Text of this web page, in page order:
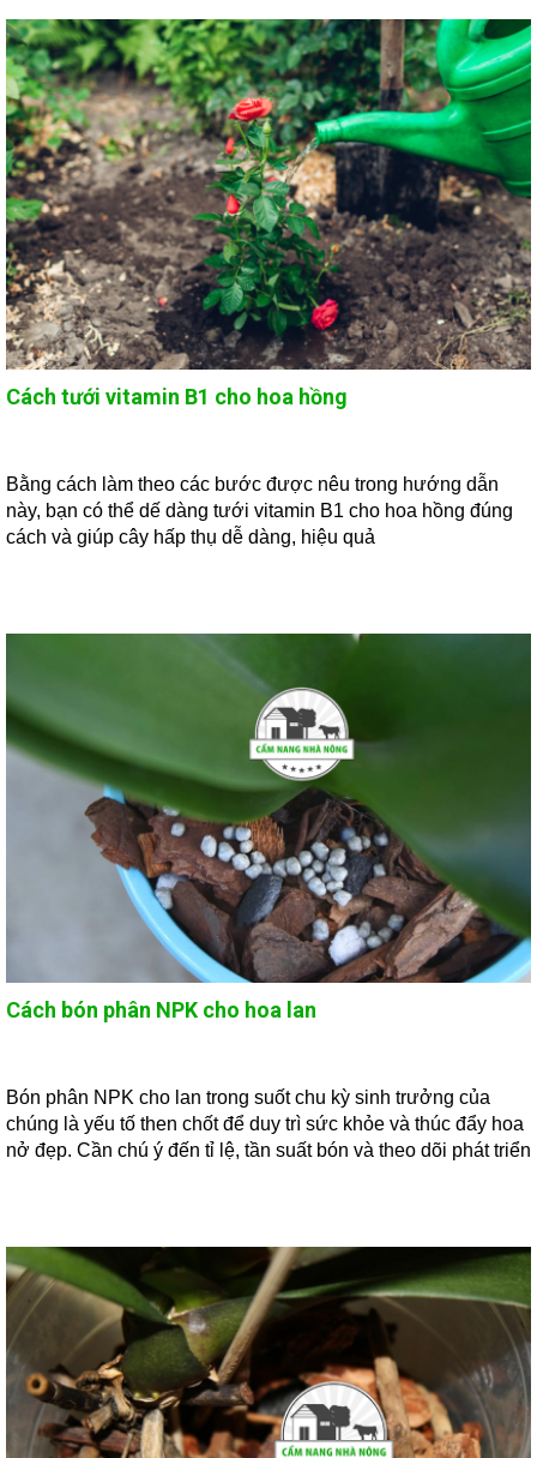
Cách tưới vitamin B1 cho hoa hồng
Bằng cách làm theo các bước được nêu trong hướng dẫn
này, bạn có thể dế dàng tưới vitamin B1 cho hoa hồng đúng
cách và giúp cây hấp thụ dễ dàng, hiệu quả
Cách bón phân NPK cho hoa lan
Bón phân NPK cho lan trong suốt chu kỳ sinh trưởng của
chúng là yếu tố then chốt để duy trì sức khỏe và thúc đẩy hoa
nở đẹp. Cần chú ý đến tỉ lệ, tần suất bón và theo dõi phát triển